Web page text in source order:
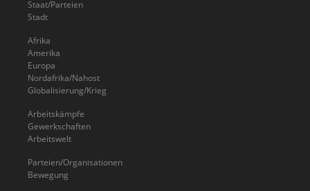
Staat/Parteien
Stadt
Afrika
Amerika
Europa
Nordafrika/Nahost
Globalisierung/Krieg
Arbeitskämpfe
Gewerkschaften
Arbeitswelt
Parteien/Organisationen
Bewegung